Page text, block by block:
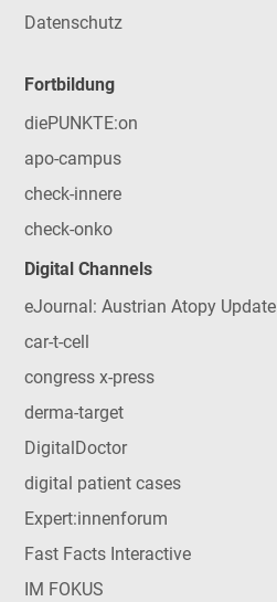
Datenschutz
Fortbildung
diePUNKTE:on
apo-campus
check-innere
check-onko
Digital Channels
eJournal: Austrian Atopy Update
car-t-cell
congress x-press
derma-target
DigitalDoctor
digital patient cases
Expert:innenforum
Fast Facts Interactive
IM FOKUS